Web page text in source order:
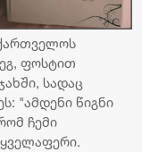
ფოსტით
სადაც
"ამდენი წიგნი
ჩემი